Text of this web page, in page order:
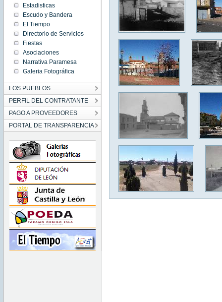
Estadisticas
Escudo y Bandera
El Tiempo
Directorio de Servicios
Fiestas
Asociaciones
Narrativa Paramesa
Galeria Fotográfica
LOS PUEBLOS
PERFIL DEL CONTRATANTE
PAGO A PROVEEDORES
PORTAL DE TRANSPARENCIA